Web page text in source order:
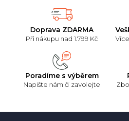
Doprava ZDARMA
Při nákupu nad 1.799 Kč
Poradíme s výběrem
Napište nám či zavolejte